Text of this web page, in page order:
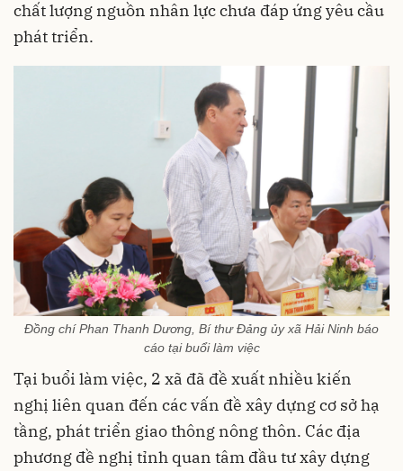
chất lượng nguồn nhân lực chưa đáp ứng yêu cầu
phát triển.
Đồng chí Phan Thanh Dương, Bí thư Đảng ủy xã Hải Ninh báo
cáo tại buổi làm việc
Tại buổi làm việc, 2 xã đã đề xuất nhiều kiến
nghị liên quan đến các vấn đề xây dựng cơ sở hạ
tầng, phát triển giao thông nông thôn. Các địa
phương đề nghị tỉnh quan tâm đầu tư xây dựng